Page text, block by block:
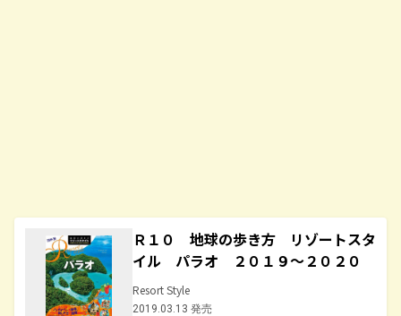
Ｒ１０ 地球の歩き方 リゾートスタ
イル パラオ ２０１９～２０２０
Resort Style
2019.03.13 発売